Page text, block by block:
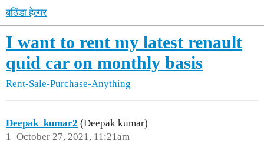
बठिंडा हेल्पर
I want to rent my latest renault
quid car on monthly basis
Rent-Sale-Purchase-Anything
Deepak_kumar2 (Deepak kumar)
October 27, 2021, 11:21am
1